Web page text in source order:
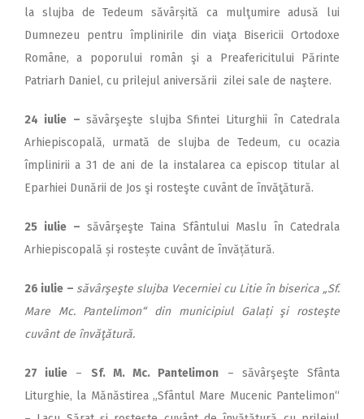
la slujba de Tedeum săvârșită ca mulţumire adusă lui
Dumnezeu pentru împlinirile din viaţa Bisericii Ortodoxe
Române, a poporului român şi a Preafericitului Părinte
Patriarh Daniel, cu prilejul aniversării zilei sale de naştere.
24 iulie – săvârşeşte slujba Sfintei Liturghii în Catedrala
Arhiepiscopală, urmată de slujba de Tedeum, cu ocazia
împlinirii a 31 de ani de la instalarea ca episcop titular al
Eparhiei Dunării de Jos şi rosteşte cuvânt de învăţătură.
25 iulie – săvârşeşte Taina Sfântului Maslu în Catedrala
Arhiepiscopală și rostește cuvânt de învățătură.
26 iulie – săvârşeşte slujba Vecerniei cu Litie în biserica „Sf.
Mare Mc. Pantelimon“ din municipiul Galați şi rosteşte
cuvânt de învăţătură.
27 iulie – Sf. M. Mc. Pantelimon – săvârşeşte Sfânta
Liturghie, la Mănăstirea „Sfântul Mare Mucenic Pantelimon“